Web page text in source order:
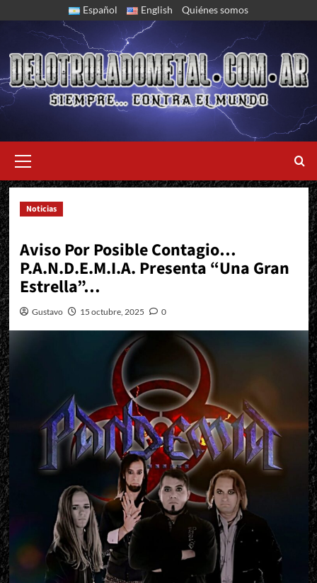
Español English Quiénes somos
Menu
Noticias
Aviso Por Posible Contagio…
P.A.N.D.E.M.I.A. Presenta “Una Gran
Estrella”…
Gustavo 15 octubre, 2025 0